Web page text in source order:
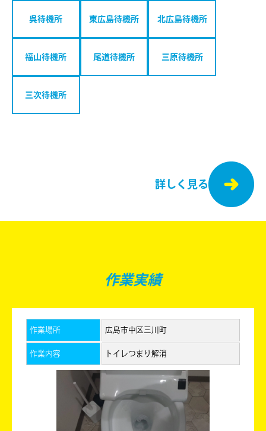
呉待機所 東広島待機所 北広島待機所
福山待機所 尾道待機所 三原待機所
三次待機所
詳しく見る
作業実績
作業場所 広島市中区三川町
作業内容 トイレつまり解消